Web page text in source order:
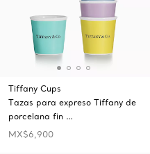
Tiffany Cups
Tazas para expreso Tiffany de
porcelana fin …
MX$6,900